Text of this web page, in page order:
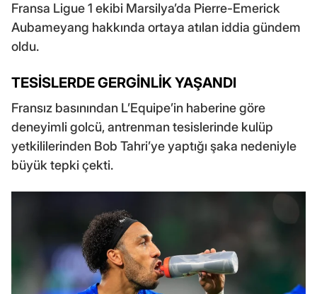
Fransa Ligue 1 ekibi Marsilya’da Pierre-Emerick
Aubameyang hakkında ortaya atılan iddia gündem
oldu.
TESİSLERDE GERGİNLİK YAŞANDI
Fransız basınından L’Equipe’in haberine göre
deneyimli golcü, antrenman tesislerinde kulüp
yetkililerinden Bob Tahri’ye yaptığı şaka nedeniyle
büyük tepki çekti.